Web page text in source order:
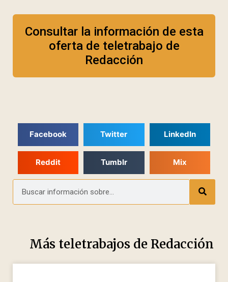
Consultar la información de esta
oferta de teletrabajo de
Redacción
Facebook Twitter LinkedIn
Reddit Tumblr Mix
Más teletrabajos de Redacción